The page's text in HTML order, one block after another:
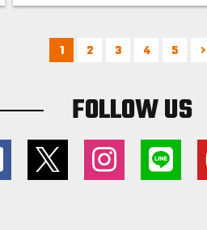
1 2 3 4 5
FOLLOW US